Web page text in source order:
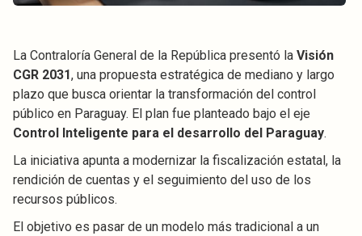
La Contraloría General de la República presentó la Visión
CGR 2031, una propuesta estratégica de mediano y largo
plazo que busca orientar la transformación del control
público en Paraguay. El plan fue planteado bajo el eje
Control Inteligente para el desarrollo del Paraguay.
La iniciativa apunta a modernizar la fiscalización estatal, la
rendición de cuentas y el seguimiento del uso de los
recursos públicos.
El objetivo es pasar de un modelo más tradicional a un